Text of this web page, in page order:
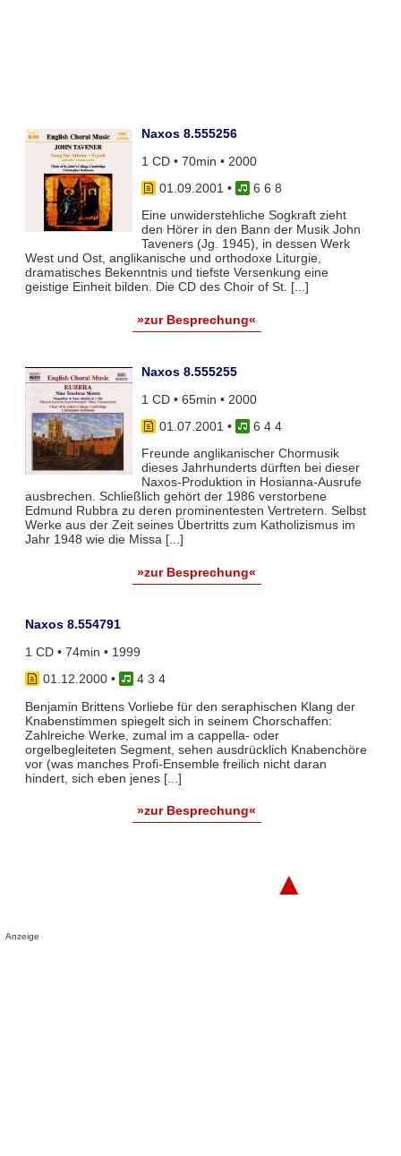
Naxos 8.555256
1 CD • 70min • 2000
01.09.2001 •
6 6 8
Eine unwiderstehliche Sogkraft zieht
den Hörer in den Bann der Musik John
Taveners (Jg. 1945), in dessen Werk
West und Ost, anglikanische und orthodoxe Liturgie,
dramatisches Bekenntnis und tiefste Versenkung eine
geistige Einheit bilden. Die CD des Choir of St. [...]
»zur Besprechung«
Naxos 8.555255
1 CD • 65min • 2000
01.07.2001 •
6 4 4
Freunde anglikanischer Chormusik
dieses Jahrhunderts dürften bei dieser
Naxos-Produktion in Hosianna-Ausrufe
ausbrechen. Schließlich gehört der 1986 verstorbene
Edmund Rubbra zu deren prominentesten Vertretern. Selbst
Werke aus der Zeit seines Übertritts zum Katholizismus im
Jahr 1948 wie die Missa [...]
»zur Besprechung«
Naxos 8.554791
1 CD • 74min • 1999
01.12.2000•
4 3 4
Benjamin Brittens Vorliebe für den seraphischen Klang der
Knabenstimmen spiegelt sich in seinem Chorschaffen:
Zahlreiche Werke, zumal im a cappella- oder
orgelbegleiteten Segment, sehen ausdrücklich Knabenchöre
vor (was manches Profi-Ensemble freilich nicht daran
hindert, sich eben jenes [...]
»zur Besprechung«
▲
Anzeige